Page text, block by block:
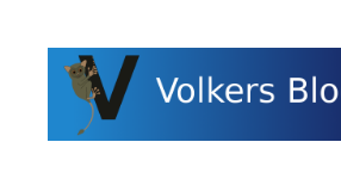
Inhalt
springen